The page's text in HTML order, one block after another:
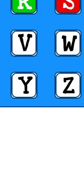
V W
Y
Z